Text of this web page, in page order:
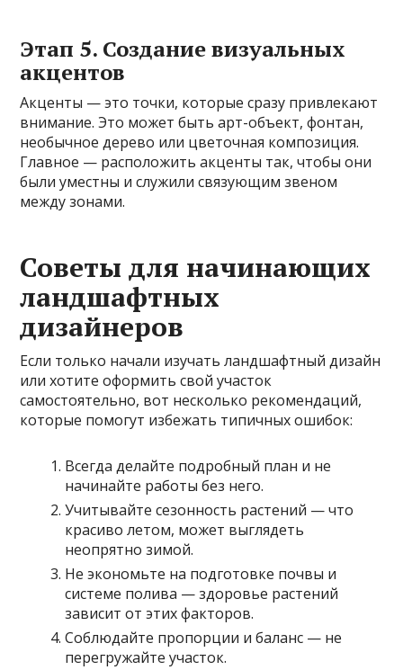
Этап 5. Создание визуальных
акцентов
Акценты — это точки, которые сразу привлекают
внимание. Это может быть арт-объект, фонтан,
необычное дерево или цветочная композиция.
Главное — расположить акценты так, чтобы они
были уместны и служили связующим звеном
между зонами.
Советы для начинающих
ландшафтных
дизайнеров
Если только начали изучать ландшафтный дизайн
или хотите оформить свой участок
самостоятельно, вот несколько рекомендаций,
которые помогут избежать типичных ошибок:
Всегда делайте подробный план и не
начинайте работы без него.
Учитывайте сезонность растений — что
красиво летом, может выглядеть
неопрятно зимой.
Не экономьте на подготовке почвы и
системе полива — здоровье растений
зависит от этих факторов.
Соблюдайте пропорции и баланс — не
перегружайте участок.